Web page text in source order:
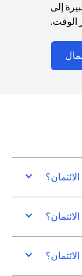
إلى
الوقت.